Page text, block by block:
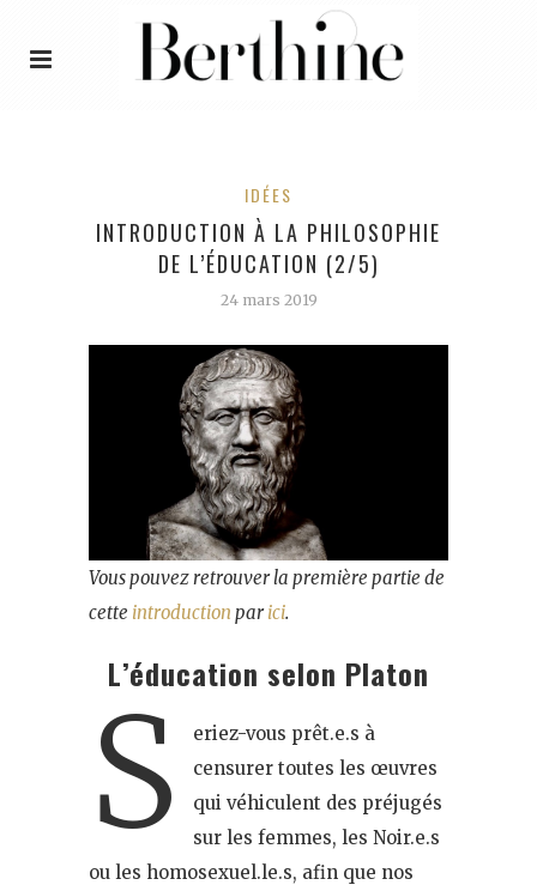
IDÉES
INTRODUCTION À LA PHILOSOPHIE
DE L’ÉDUCATION (2/5)
24 mars 2019
Vous pouvez retrouver la première partie de
cette introduction parici.
L’éducation selon Platon
S
eriez-vous prêt.e.s à
censurer toutes les œuvres
qui véhiculent des préjugés
sur les femmes, les Noir.e.s
ou les homosexuel.le.s, afin que nos